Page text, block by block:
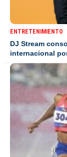
ENTRETENIMIENTO
DJ Stream
internacional